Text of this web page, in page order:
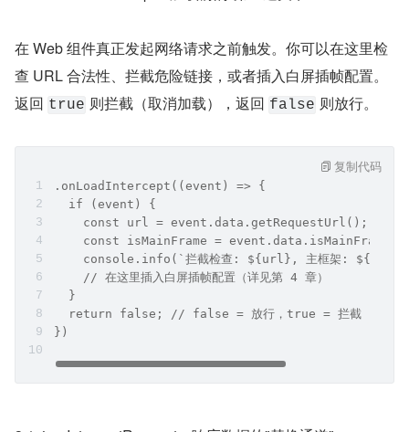
在 Web 组件真正发起网络请求之前触发。你可以在这里检
查 URL 合法性、拦截危险链接，或者插入白屏插帧配置。
返回 true 则拦截（取消加载），返回 false 则放行。
.onLoadIntercept((event) => {
  if (event) {
    const url = event.data.getRequestUrl();
const isMainFrame =
console.info(`拦截检查: ${url}, 主框架:
    // 在这里插入白屏插帧配置（详见第 4 章）
  }
  return false; // false = 放行，true = 拦截
})
复制代码